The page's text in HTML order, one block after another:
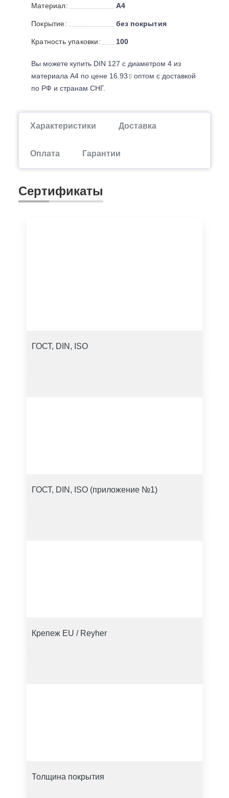
Материал: А4
Покрытие: без покрытия
Кратность упаковки: 100
Вы можете купить DIN 127 с диаметром 4 из
материала А4 по цене 16.93
оптом с доставкой
по РФ и странам СНГ.
Характеристики Доставка
Оплата Гарантии
Сертификаты
ГОСТ, DIN, ISO
ГОСТ, DIN, ISO (приложение №1)
Крепеж EU / Reyher
Толщина покрытия